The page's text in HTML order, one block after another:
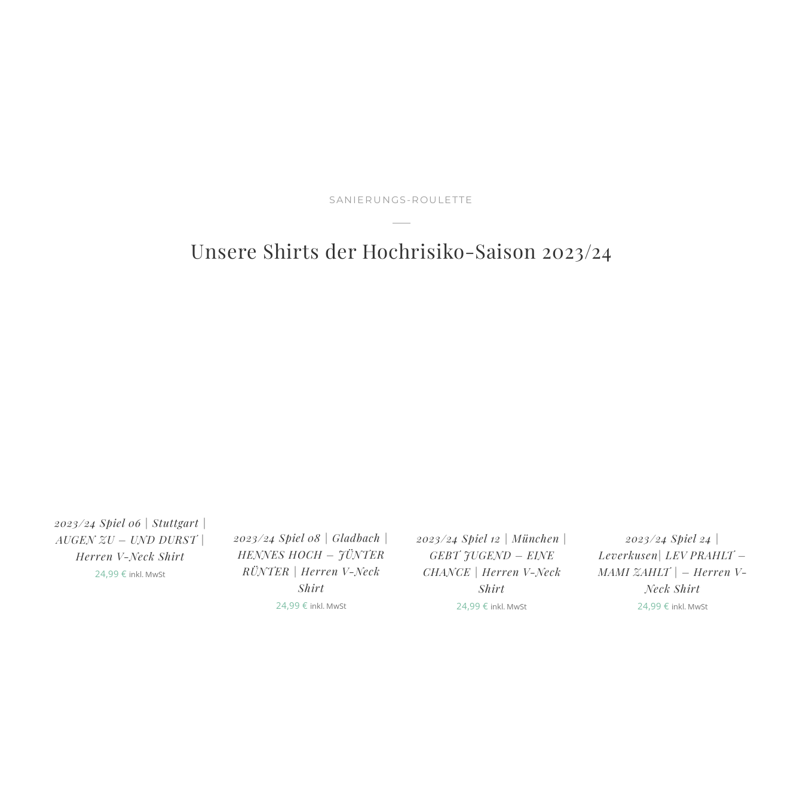
SANIERUNGS-ROULETTE
Unsere Shirts der Hochrisiko-Saison 2023/24
2023/24 Spiel 06 | Stuttgart |
AUGEN ZU – UND DURST |
Herren V-Neck Shirt
24,99€ inkl. MwSt
2023/24 Spiel 08 | Gladbach |
HENNES HOCH – JÜNTER
RÜNTER | Herren V-Neck
Shirt
24,99 € inkl. MwSt
2023/24 Spiel 12 | München |
GEBT JUGEND – EINE
CHANCE | Herren V-Neck
Shirt
24,99€ inkl. MwSt
2023/24 Spiel 24 |
Leverkusen| LEV PRAHLT –
MAMI ZAHLT | – Herren V-
Neck Shirt
24,99 € inkl. MwSt